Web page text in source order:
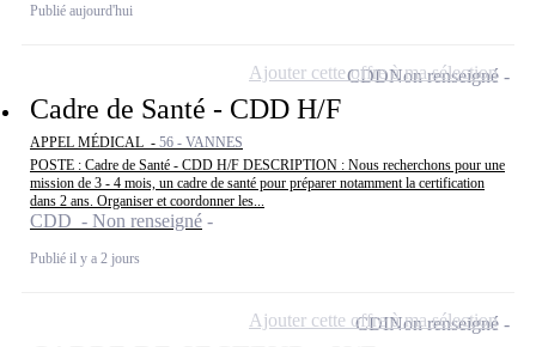
Publié aujourd'hui
Cadre de Santé - CDD H/F
APPEL MÉDICAL - 56 - VANNES
POSTE : Cadre de Santé - CDD H/F DESCRIPTION : Nous recherchons pour une
mission de 3 - 4 mois, un cadre de santé pour préparer notamment la certification
dans 2 ans. Organiser et coordonner les...
CDD - Non renseigné
Publié il y a 2 jours
CDDNon renseigné
Ajouter cette offre à ma sélection
CDINon renseigné
Ajouter cette offre à ma sélection